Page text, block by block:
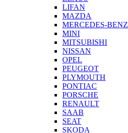
LIFAN
MAZDA
MERCEDES-BENZ
MINI
MITSUBISHI
NISSAN
OPEL
PEUGEOT
PLYMOUTH
PONTIAC
PORSCHE
RENAULT
SAAB
SEAT
SKODA